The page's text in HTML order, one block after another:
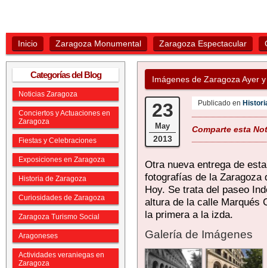
Inicio Zaragoza Monumental Zaragoza Espectacular
Categorías del Blog
Noticias Zaragoza
Conciertos y Actuaciones en
Zaragoza
Fiestas y Celebraciones
Exposiciones en Zaragoza
Historia de Zaragoza
Curiosidades de Zaragoza
Zaragoza Turismo Social
Aragoneses
Actividades veraniegas en
Zaragoza
Imágenes de Zaragoza Ayer
23
May
2013
Publicado en
Comparte esta
Otra nueva entrega de
fotografías de la Zaragoza
Hoy. Se trata del paseo
altura de la calle Marqués
la primera a la izda.
Galería de Imágenes